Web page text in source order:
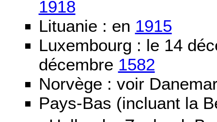
1918
Lituanie : en 1915
Luxembourg : le 14
décembre 1582
Norvège : voir
Pays-Bas (incluant la